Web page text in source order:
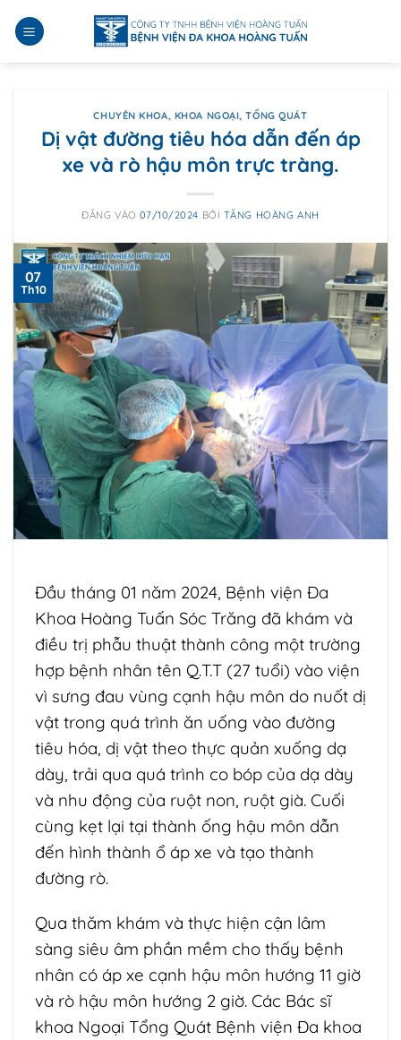
qua
CHUYÊN KHOA, KHOA NGOẠI,TỔNG QUÁT
Dị vật đường tiêu hóa dẫn đến áp
xe và rò hậu môn trực tràng.
ĐĂNG VÀO07/10/2024 BỞI TĂNG HOÀNG ANH
07
Th10
Đầu tháng 01 năm 2024, Bệnh viện Đa
Khoa Hoàng Tuấn Sóc Trăng đã khám và
điều trị phẫu thuật thành công một trường
hợp bệnh nhân tên Q.T.T (27 tuổi) vào viện
vì sưng đau vùng cạnh hậu môn do nuốt dị
vật trong quá trình ăn uống vào đường
tiêu hóa, dị vật theo thực quản xuống dạ
dày, trải qua quá trình co bóp của dạ dày
và nhu động của ruột non, ruột già. Cuối
cùng kẹt lại tại thành ống hậu môn dẫn
đến hình thành ổ áp xe và tạo thành
đường rò.
Qua thăm khám và thực hiện cận lâm
sàng siêu âm phần mềm cho thấy bệnh
nhân có áp xe cạnh hậu môn hướng 11 giờ
và rò hậu môn hướng 2 giờ. Các Bác sĩ
khoa Ngoại Tổng Quát Bệnh viện Đa khoa